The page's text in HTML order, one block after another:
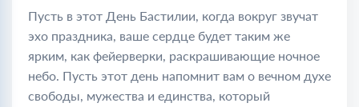
Пусть в этот День Бастилии, когда вокруг звучат
эхо праздника, ваше сердце будет таким же
ярким, как фейерверки, раскрашивающие ночное
небо. Пусть этот день напомнит вам о вечном духе
свободы, мужества и единства, который